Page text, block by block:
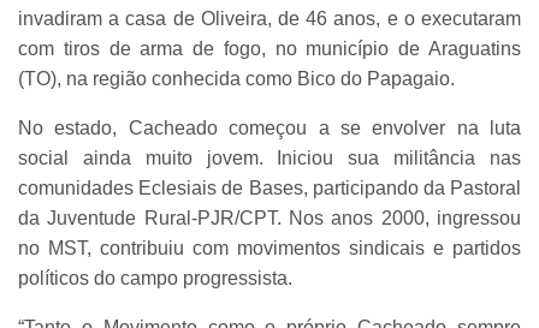
invadiram a casa de Oliveira, de 46 anos, e o executaram
com tiros de arma de fogo, no município de Araguatins
(TO), na região conhecida como Bico do Papagaio.
No estado, Cacheado começou a se envolver na luta
social ainda muito jovem. Iniciou sua militância nas
comunidades Eclesiais de Bases, participando da Pastoral
da Juventude Rural-PJR/CPT. Nos anos 2000, ingressou
no MST, contribuiu com movimentos sindicais e partidos
políticos do campo progressista.